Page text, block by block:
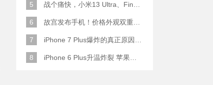
5 战个痛快，小米13 Ultra、Find X6 Pro、vivo X90 Pro+、小米12SU拍照横评
6 故宫发布手机！价格外观双重逆天！
7 iPhone 7 Plus爆炸的真正原因原来是这样
8 iPhone 6 Plus升温炸裂 苹果赔了一部全新的